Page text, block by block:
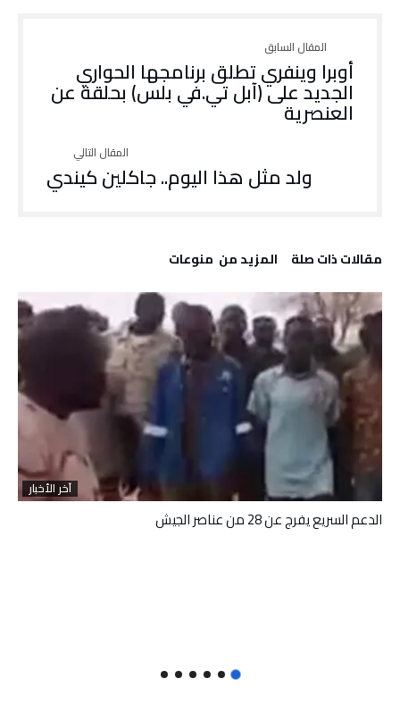
أوبرا وينفري تطلق برنامجها الحواري
الجديد على (آبل تي.في بلس) بحلقة عن
العنصرية
ولد مثل هذا اليوم.. جاكلين كيندي
‫مقالات ذات صلة‬ ‫المزيد من ‬ منوعات
آخر الأخبار
الدعم السريع يفرج عن 28 من عناصر الجيش